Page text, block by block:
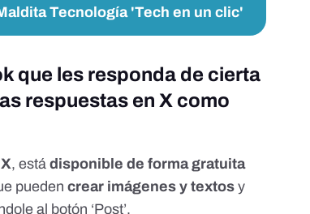
Tecnología 'Tech en un clic'
que les responda de cierta
respuestas en X como
, está disponible de forma gratuita
puedencrear imágenes y textosy
al botón ‘Post’.